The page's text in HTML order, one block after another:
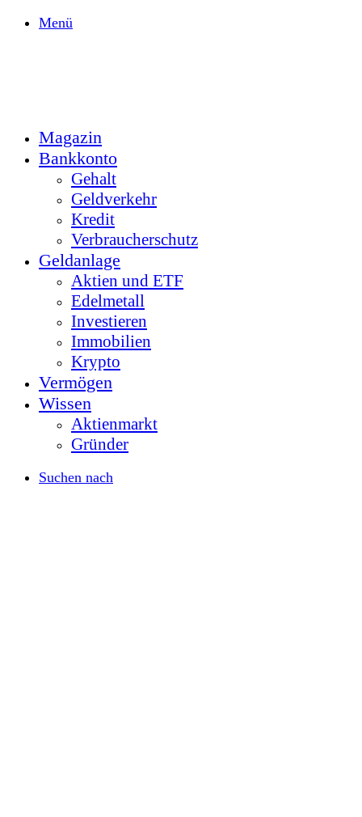
Menü
Magazin
Bankkonto
Gehalt
Geldverkehr
Kredit
Verbraucherschutz
Geldanlage
Aktien und ETF
Edelmetall
Investieren
Immobilien
Krypto
Vermögen
Wissen
Aktienmarkt
Gründer
Suchen nach